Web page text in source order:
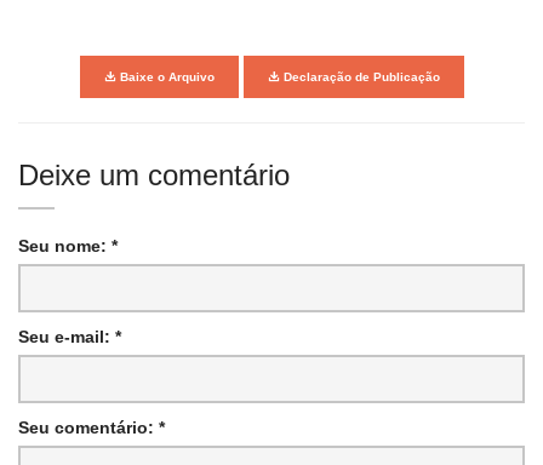
Baixe o Arquivo Declaração de Publicação
Deixe um comentário
Seu nome: *
Seu e-mail: *
Seu comentário: *